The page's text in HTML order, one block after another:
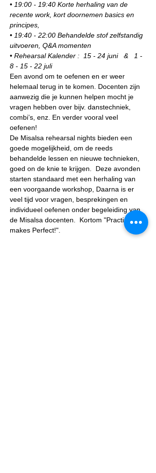
• 19:00 - 19:40 Korte herhaling van de
recente work, kort doornemen basics en
principes,
• 19:40 - 22:00 Behandelde stof zelfstandig
uitvoeren, Q&A momenten
• Rehearsal Kalender :  15 - 24 juni   &   1 -
8 - 15 - 22 juli
Een avond om te oefenen en er weer
helemaal terug in te komen. Docenten zijn
aanwezig die je kunnen helpen mocht je
vragen hebben over bijv. danstechniek,
combi’s, enz. En verder vooral veel
oefenen!
De Misalsa rehearsal nights bieden een
goede mogelijkheid, om de reeds
behandelde lessen en nieuwe technieken,
goed on de knie te krijgen.  Deze avonden
starten standaard met een herhaling van
een voorgaande workshop, Daarna is er
veel tijd voor vragen, besprekingen en
individueel oefenen onder begeleiding van
de Misalsa docenten.  Kortom "Practise
makes Perfect!".